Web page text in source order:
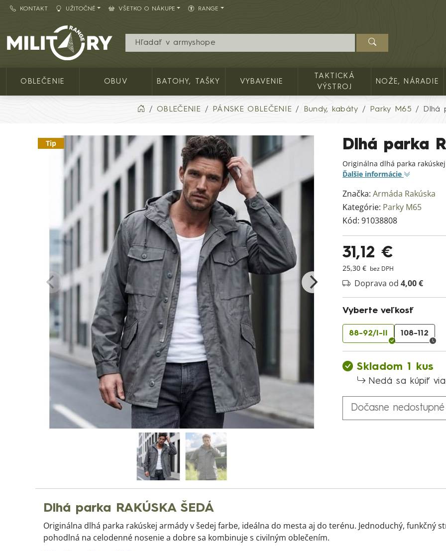
KONTAKT UŽITOČNÉ VŠETKO O NÁKUPE RANGE
Army shop MILITARY RANGE SK
OBLEČENIE OBUV BATOHY, TAŠKY VYBAVENIE
TAKTICKÁ
VÝSTROJ
NOŽE, NÁRADIE
OBLEČENIE PÁNSKE OBLEČENIE Bundy, kabáty Parky M65 Dlhá
Dlhá parka
Originálna dlhá parka
Ďalšie informácie
Značka: Armáda Rakúska
Kategórie: Parky M65
Kód: 91038808
31,12 €
25,30 € bez DPH
Doprava od 4,00 €
Vyberte veľkosť
88-92/I-II 108-112
Skladom 1 kus
Nedá sa kúpiť
Dočasne nedostupné
Tip
Dlhá parka RAKÚSKA ŠEDÁ
Originálna dlhá parka rakúskej armády v šedej farbe, ideálna do mesta aj do terénu. Jednoduchý, funkčný
pohodlná na celodenné nosenie a dobre sa kombinuje s civilným oblečením.